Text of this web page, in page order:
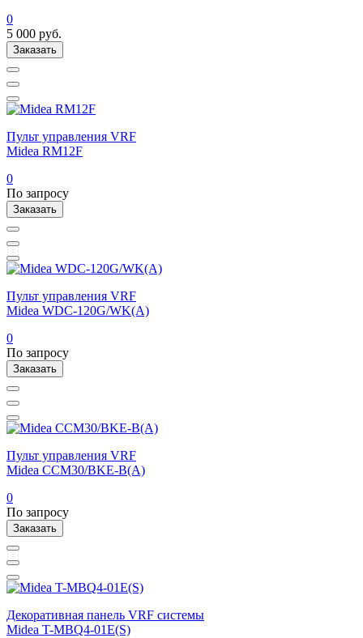
0
5 000 руб.
Заказать
Пульт управления VRF
Midea RM12F
0
По запросу
Заказать
Пульт управления VRF
Midea WDC-120G/WK(A)
0
По запросу
Заказать
Пульт управления VRF
Midea CCM30/BKE-B(A)
0
По запросу
Заказать
Декоративная панель VRF системы
Midea T-MBQ4-01E(S)